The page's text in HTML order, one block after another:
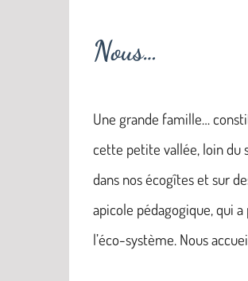
Nous…
Une grande famille…
cette petite vallée, loin du
dans nos écogîtes et sur
apicole pédagogique, qui
l’éco-système. Nous